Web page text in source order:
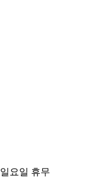
일요일 휴무